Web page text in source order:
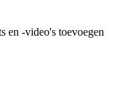
en -video's toevoegen